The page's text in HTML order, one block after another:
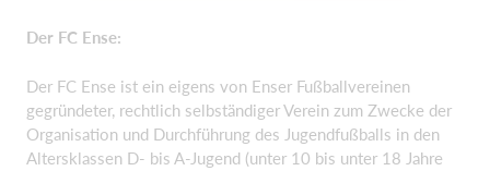
Der FC Ense:
Der FC Ense ist ein eigens von Enser Fußballvereinen
gegründeter, rechtlich selbständiger Verein zum Zwecke der
Organisation und Durchführung des Jugendfußballs in den
Altersklassen D- bis A-Jugend (unter 10 bis unter 18 Jahre